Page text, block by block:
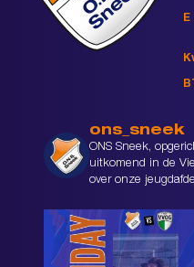
E
ons_sneek
ONS Sneek,
uitkomend in de
over onze